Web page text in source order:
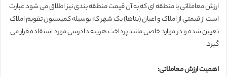
ارزش معاملاتی یا منطقه ای که به آن قیمت منطقه بندی نیز اطلاق می شود عبارت
است از قیمتی از املاک و اعیان (بناها) یک شهر که بوسیله کمیسیون تقویم املاک
تعیین شده و در موارد خاصی مانند پرداخت هزینه دادرسی مورد استفاده قرار می
گیرد.
اهمیت ارزش معاملاتی: